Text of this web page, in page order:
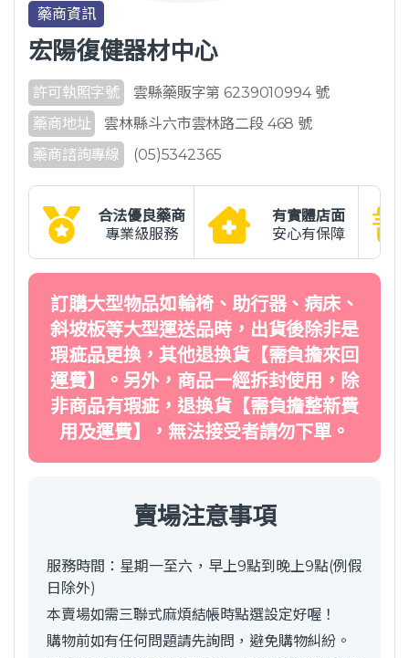
藥商資訊
宏陽復健器材中心
許可執照字號
雲縣藥販字第 6239010994 號
藥商地址
雲林縣斗六市雲林路二段 468 號
藥商諮詢專線
(05)5342365
合法優良藥商
專業級服務
有實體店面
安心有保障
訂購大型物品如輪椅、助行器、病床、
斜坡板等大型運送品時，出貨後除非是
瑕疵品更換，其他退換貨【需負擔來回
運費】。另外，商品一經拆封使用，除
非商品有瑕疵，退換貨【需負擔整新費
用及運費】，無法接受者請勿下單。
賣場注意事項
服務時間：星期一至六，早上9點到晚上9點(例假
日除外)
本賣場如需三聯式麻煩結帳時點選設定好喔！
購物前如有任何問題請先詢問，避免購物糾紛。